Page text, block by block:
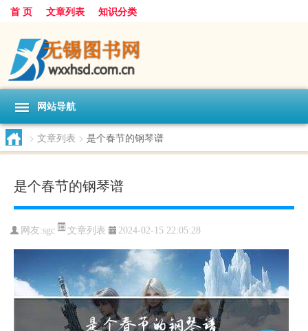
首 页 文章列表 知识分类
网站导航
> 文章列表 > 是个春节的钢琴谱
是个春节的钢琴谱
网友:sgc 文章列表 2024-02-15 22:05:28